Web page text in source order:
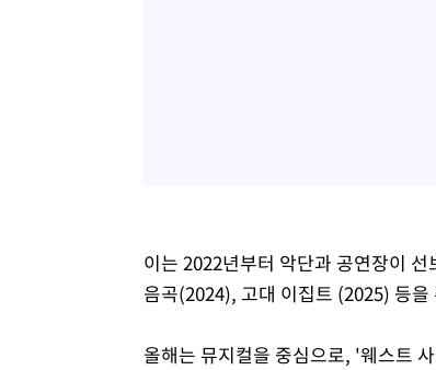
이는 2022년부터 악단과 공연장이
음곡(2024), 고대 이집트 (2025) 등을
올해는 뮤지컬을 중심으로, '웨스트